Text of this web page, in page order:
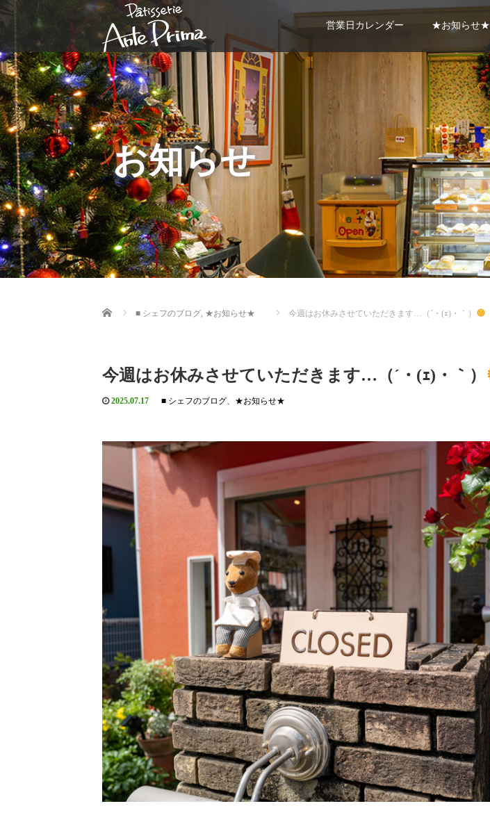
営業日カレンダー ★お知らせ★
お知らせ
Home ■ シェフのブログ, ★お知らせ★ 今週はお休みさせていただきます…（´・(ｪ)・｀）
今週はお休みさせていただきます…（´・(ｪ)・｀）
2025.07.17 ■ シェフのブログ、 ★お知らせ★